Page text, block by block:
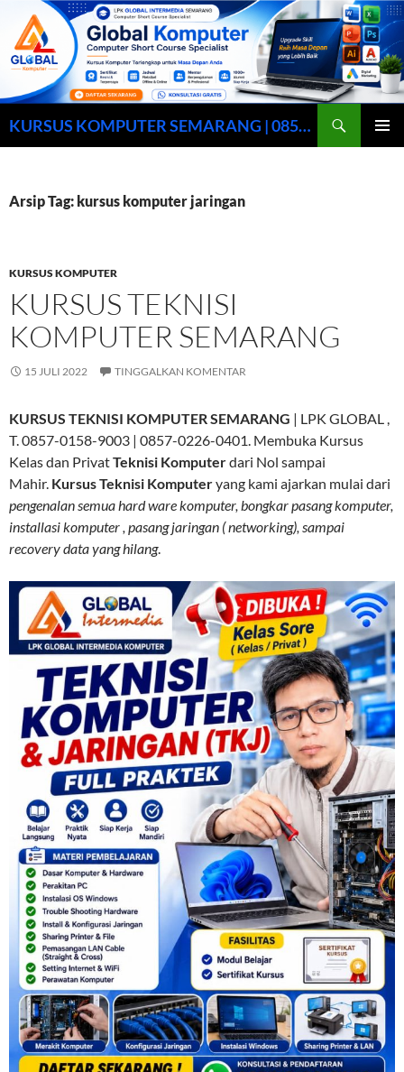
KURSUS KOMPUTER SEMARANG | 0857-0158-9003
Arsip Tag: kursus komputer jaringan
KURSUS KOMPUTER
KURSUS TEKNISI
KOMPUTER SEMARANG
15 JULI 2022 TINGGALKAN KOMENTAR
KURSUS TEKNISI KOMPUTER SEMARANG | LPK GLOBAL ,
T. 0857-0158-9003 | 0857-0226-0401. Membuka Kursus
Kelas dan PrivatTeknisi Komputerdari Nol sampai
Mahir. Kursus Teknisi Komputeryang kami ajarkan mulai dari
pengenalan semua hard ware komputer, bongkar pasang komputer,
installasi komputer , pasang jaringan ( networking), sampai
recovery data yang hilang.